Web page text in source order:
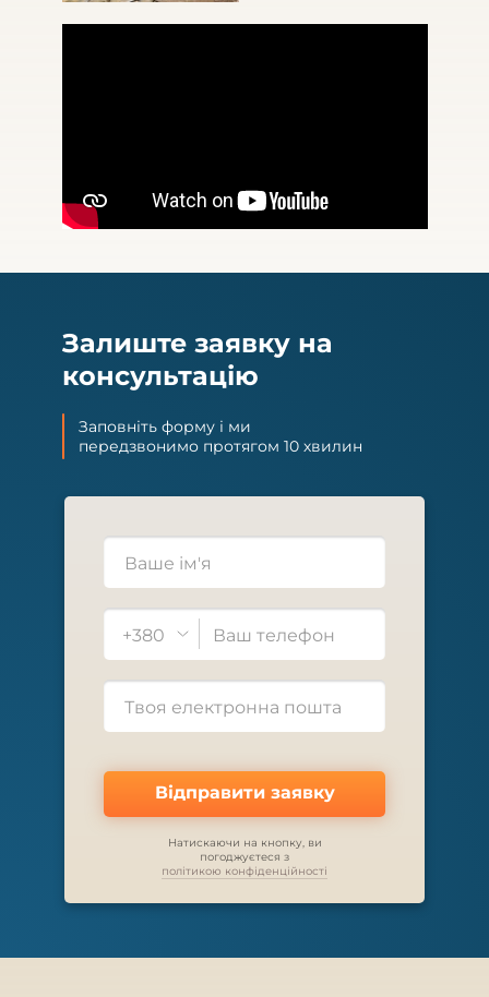
Залиште заявку на
консультацію
Заповніть форму і ми
передзвонимо протягом 10 хвилин
+380
Відправити заявку
Натискаючи на кнопку, ви
погоджуєтеся з
політикою конфіденційності